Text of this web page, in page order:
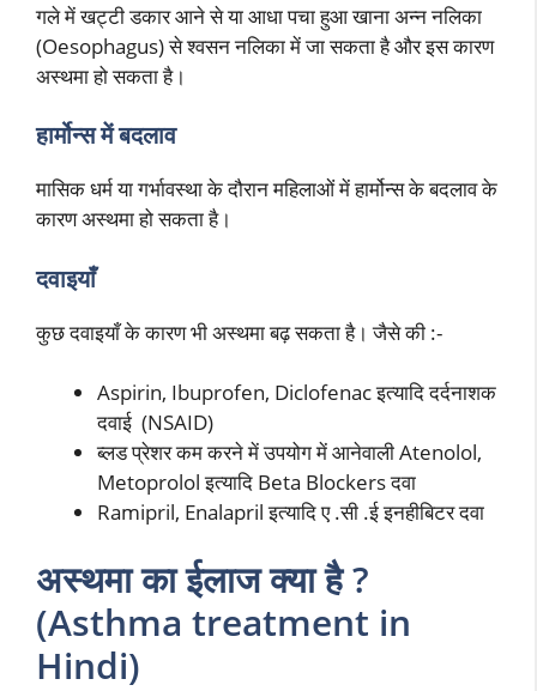
गले में खट्टी डकार आने से या आधा पचा हुआ खाना अन्न नलिका
(Oesophagus) से श्वसन नलिका में जा सकता है और इस कारण
अस्थमा हो सकता है।
हार्मोन्स में बदलाव
मासिक धर्म या गर्भावस्था के दौरान महिलाओं में हार्मोन्स के बदलाव के
कारण अस्थमा हो सकता है।
दवाइयाँ
कुछ दवाइयाँ के कारण भी अस्थमा बढ़ सकता है। जैसे की :-
Aspirin, Ibuprofen, Diclofenac इत्यादि दर्दनाशक
दवाई (NSAID)
ब्लड प्रेशर कम करने में उपयोग में आनेवाली Atenolol,
Metoprolol इत्यादि Beta Blockers दवा
Ramipril, Enalapril इत्यादि ए .सी .ई इनहीबिटर दवा
अस्थमा का ईलाज क्या है ?
(Asthma treatment in
Hindi)